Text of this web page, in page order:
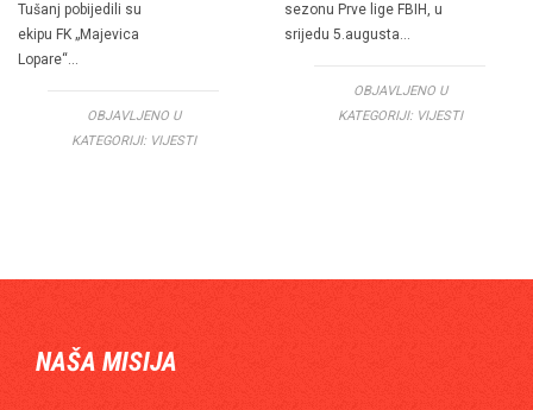
Tušanj pobijedili su
ekipu FK „Majevica
Lopare“…
OBJAVLJENO U
KATEGORIJI: VIJESTI
sezonu Prve lige FBIH, u
srijedu 5.augusta…
OBJAVLJENO U
KATEGORIJI: VIJESTI
NAŠA MISIJA